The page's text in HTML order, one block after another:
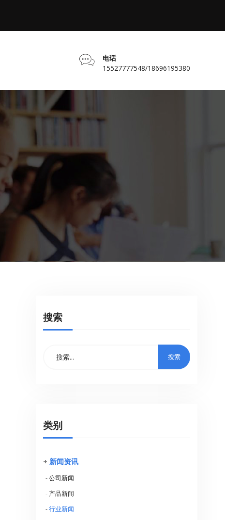
电话
15527777548/18696195380
搜索
类别
+ 新闻资讯
-公司新闻
- 产品新闻
-行业新闻